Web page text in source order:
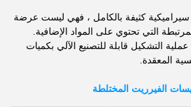
سيراميكية كثيفة بالكامل ، فهي ليست عرضة
التي تحتوي على المواد الإضافية.
التشكيل قابلة للتصنيع الآلي بكميات
المعقدة.
الفيرريت المختلطة